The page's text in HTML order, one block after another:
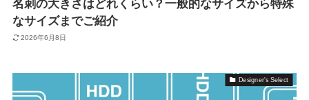
名刺の大きさはどれくらい？一般的なサイズから特殊
なサイズまでご紹介
2026年6月8日
Designer's Select